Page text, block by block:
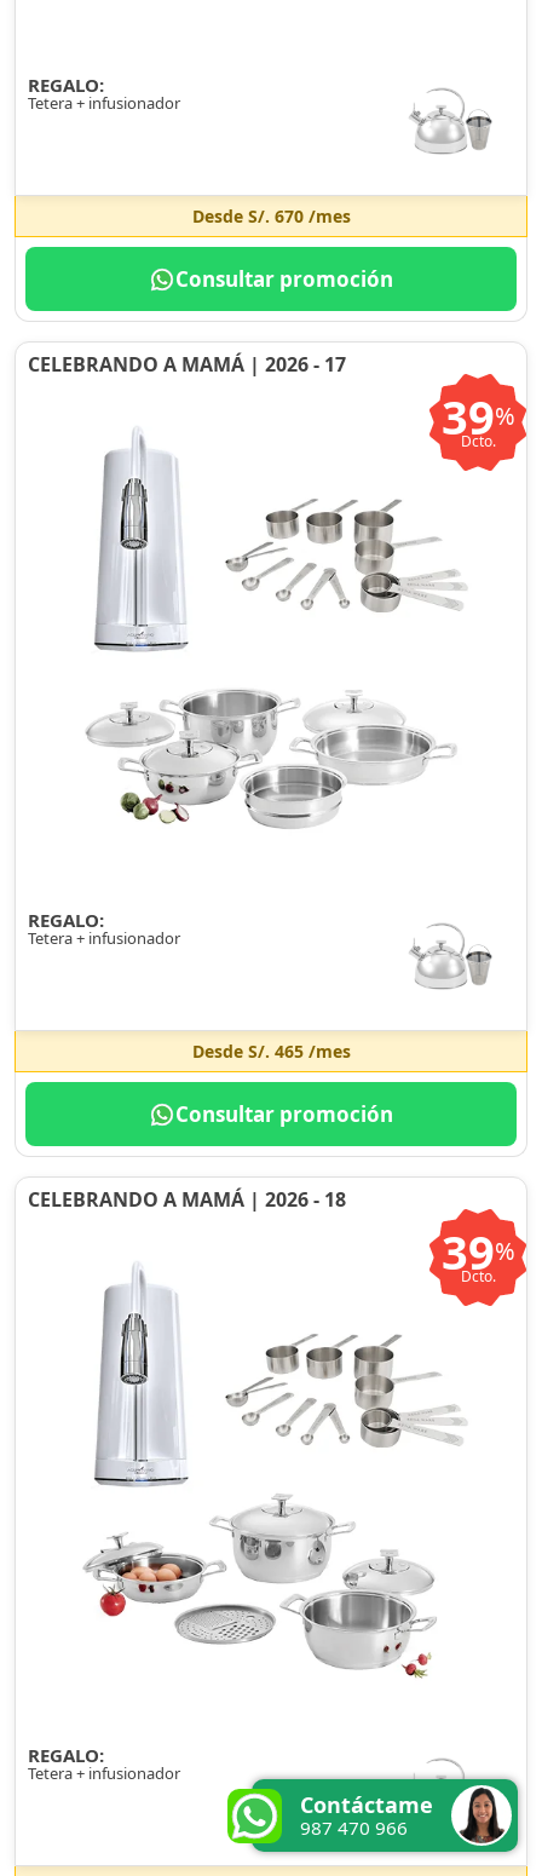
REGALO:
Tetera + infusionador
Desde S/. 670/mes
Consultar promoción
CELEBRANDO A MAMÁ | 2026 - 17
39%
Dcto.
REGALO:
Tetera + infusionador
Desde S/. 465/mes
Consultar promoción
CELEBRANDO A MAMÁ | 2026 - 18
39%
Dcto.
REGALO:
Tetera + infusionador
Contáctame
987 470 966